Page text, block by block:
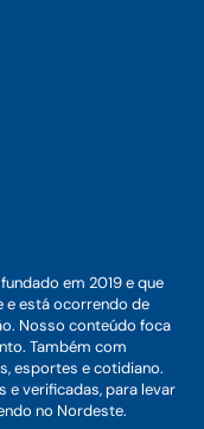
em 2019 e que
e está ocorrendo de
Nosso conteúdo foca
Também com
esportes e cotidiano.
e verificadas, para levar
no Nordeste.